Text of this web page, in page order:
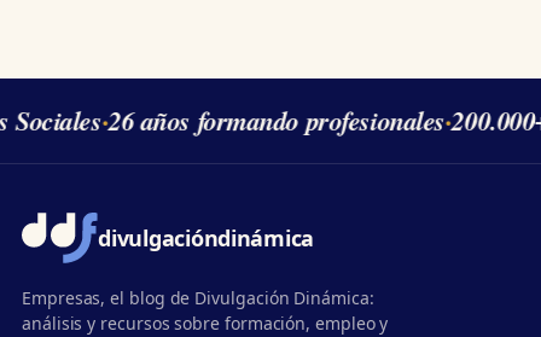
Sociales·26 años formando profesionales·
divulgacióndinámica
Empresas, el blog de Divulgación Dinámica:
análisis y recursos sobre formación, empleo y